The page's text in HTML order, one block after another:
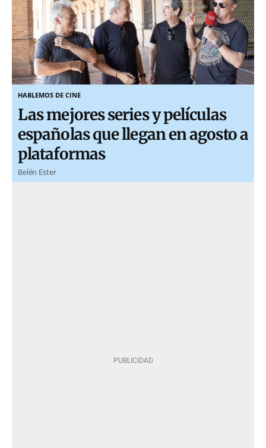
HABLEMOS DE CINE
Las mejores series y películas
españolas que llegan en agosto a
plataformas
Belén Ester